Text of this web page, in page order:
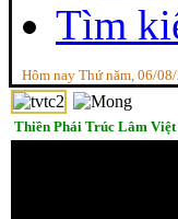
Tìm
Hôm nay Thứ năm, 06/
Thiền Phái Trúc Lâm